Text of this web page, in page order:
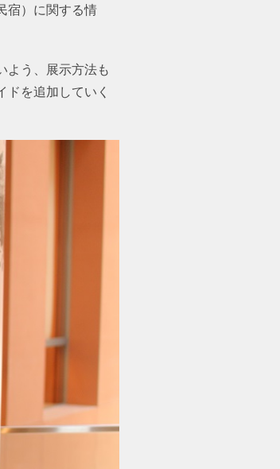
宿）に関する情
よう、展示方法も
を追加していく